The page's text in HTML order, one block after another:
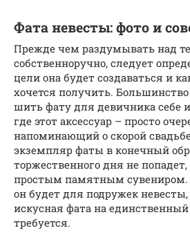
Фата невесты: фото и
Прежде чем раздумывать над
собственноручно, следует
цели она будет создаваться и
хочется получить.
шить фату для девичника себе
где этот аксессуар – просто
напоминающий о скорой
экземпляр фаты в конечный
торжественного дня не
простым памятным сувениром.
он будет для подружек
искусная фата на
требуется.